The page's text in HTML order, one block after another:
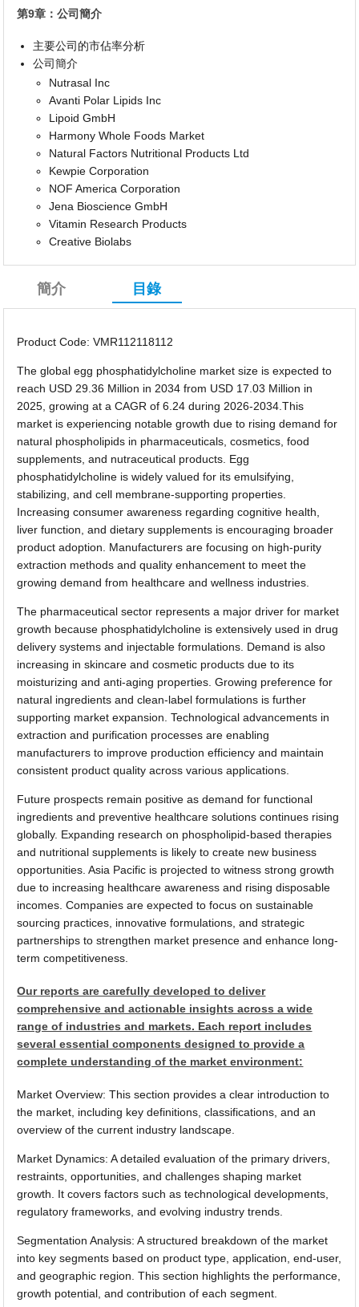
第9章：公司簡介
主要公司的市佔率分析
公司簡介
Nutrasal Inc
Avanti Polar Lipids Inc
Lipoid GmbH
Harmony Whole Foods Market
Natural Factors Nutritional Products Ltd
Kewpie Corporation
NOF America Corporation
Jena Bioscience GmbH
Vitamin Research Products
Creative Biolabs
簡介 目錄
Product Code: VMR112118112
The global egg phosphatidylcholine market size is expected to
reach USD 29.36 Million in 2034 from USD 17.03 Million in
2025, growing at a CAGR of 6.24 during 2026-2034.This
market is experiencing notable growth due to rising demand for
natural phospholipids in pharmaceuticals, cosmetics, food
supplements, and nutraceutical products. Egg
phosphatidylcholine is widely valued for its emulsifying,
stabilizing, and cell membrane-supporting properties.
Increasing consumer awareness regarding cognitive health,
liver function, and dietary supplements is encouraging broader
product adoption. Manufacturers are focusing on high-purity
extraction methods and quality enhancement to meet the
growing demand from healthcare and wellness industries.
The pharmaceutical sector represents a major driver for market
growth because phosphatidylcholine is extensively used in drug
delivery systems and injectable formulations. Demand is also
increasing in skincare and cosmetic products due to its
moisturizing and anti-aging properties. Growing preference for
natural ingredients and clean-label formulations is further
supporting market expansion. Technological advancements in
extraction and purification processes are enabling
manufacturers to improve production efficiency and maintain
consistent product quality across various applications.
Future prospects remain positive as demand for functional
ingredients and preventive healthcare solutions continues rising
globally. Expanding research on phospholipid-based therapies
and nutritional supplements is likely to create new business
opportunities. Asia Pacific is projected to witness strong growth
due to increasing healthcare awareness and rising disposable
incomes. Companies are expected to focus on sustainable
sourcing practices, innovative formulations, and strategic
partnerships to strengthen market presence and enhance long-
term competitiveness.
Our reports are carefully developed to deliver
comprehensive and actionable insights across a wide
range of industries and markets. Each report includes
several essential components designed to provide a
complete understanding of the market environment:
Market Overview: This section provides a clear introduction to
the market, including key definitions, classifications, and an
overview of the current industry landscape.
Market Dynamics: A detailed evaluation of the primary drivers,
restraints, opportunities, and challenges shaping market
growth. It covers factors such as technological developments,
regulatory frameworks, and evolving industry trends.
Segmentation Analysis: A structured breakdown of the market
into key segments based on product type, application, end-user,
and geographic region. This section highlights the performance,
growth potential, and contribution of each segment.